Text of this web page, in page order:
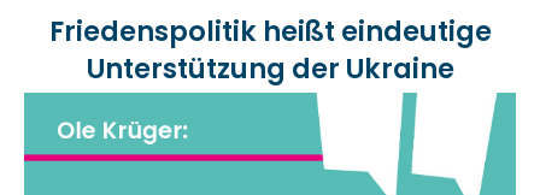
Friedenspolitik heißt eindeutige
Unterstützung der Ukraine